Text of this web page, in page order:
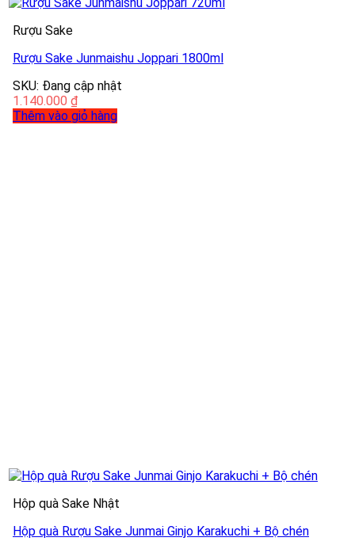
Rượu Sake
Rượu Sake Junmaishu Joppari 1800ml
SKU: Đang cập nhật
1.140.000 ₫
Thêm vào giỏ hàng
Hộp quà Sake Nhật
Hộp quà Rượu Sake Junmai Ginjo Karakuchi + Bộ chén